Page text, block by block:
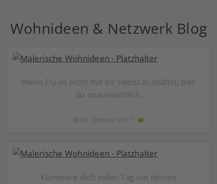
Wohnideen & Netzwerk Blog
Wenn Du es nicht mit dir selbst aushältst, bist
du unausstehlich.
28. Oktober 2011
Kümmere dich jeden Tag um deinen